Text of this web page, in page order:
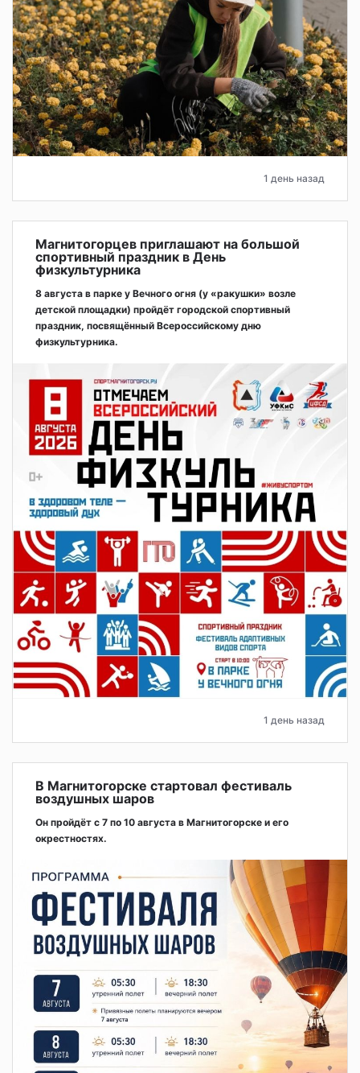
1 день назад
Магнитогорцев приглашают на большой
спортивный праздник в День
физкультурника
8 августа в парке у Вечного огня (у «ракушки» возле
детской площадки) пройдёт городской спортивный
праздник, посвящённый Всероссийскому дню
физкультурника.
1 день назад
В Магнитогорске стартовал фестиваль
воздушных шаров
Он пройдёт с 7 по 10 августа в Магнитогорске и его
окрестностях.